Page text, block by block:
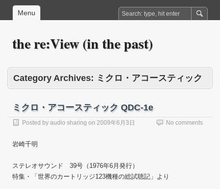
Menu
the re:View (in the past)
Category Archives: ミクロ・アコースティック
ミクロ・アコースティック QDC-1e
Posted by audio sharing on 2009年6月3日 No comments
岩崎千明
ステレオサウンド 39号（1976年6月発行）
特集・「世界のカートリッジ123機種の総試聴記」より